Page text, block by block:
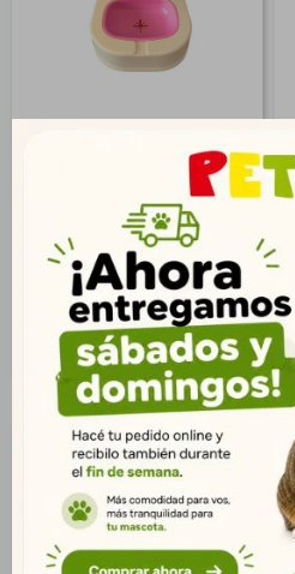
Dispensador de
Alimentos 2200 ml Rosa
$ 413
$ 463